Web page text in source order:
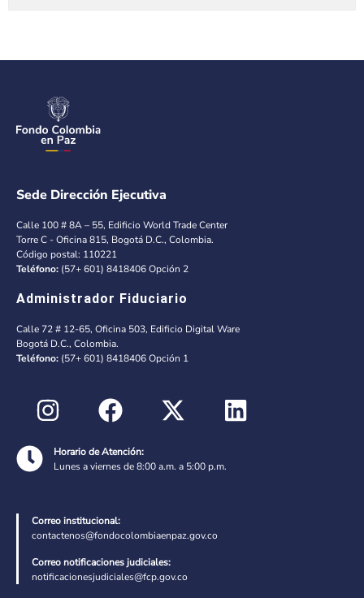
Sede Dirección Ejecutiva
Calle 100 # 8A – 55, Edificio World Trade Center
Torre C - Oficina 815, Bogotá D.C., Colombia.
Código postal: 110221
Teléfono: (57+ 601) 8418406 Opción 2
Administrador Fiduciario
Calle 72 # 12-65, Oficina 503, Edificio Digital Ware
Bogotá D.C., Colombia.
Teléfono: (57+ 601) 8418406 Opción 1
Horario de Atención:
Lunes a viernes de 8:00 a.m. a 5:00 p.m.
Correo institucional:
contactenos@fondocolombiaenpaz.gov.co
Correo notificaciones judiciales:
notificacionesjudiciales@fcp.gov.co